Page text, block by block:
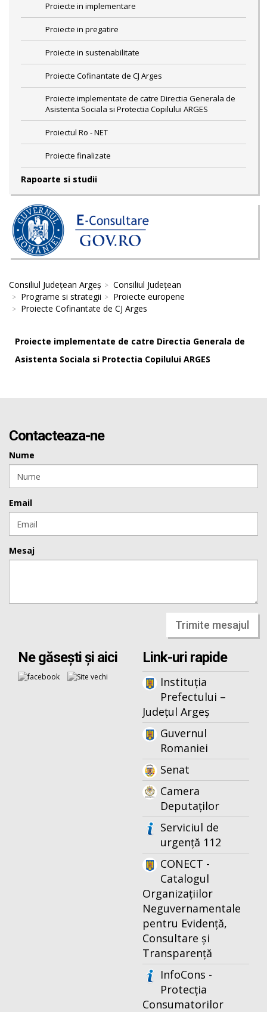
Proiecte in implementare
Proiecte in pregatire
Proiecte in sustenabilitate
Proiecte Cofinantate de CJ Arges
Proiecte implementate de catre Directia Generala de
Asistenta Sociala si Protectia Copilului ARGES
Proiectul Ro - NET
Proiecte finalizate
Rapoarte si studii
Consiliul Județean Argeș
Consiliul Județean
Programe si strategii
Proiecte europene
Proiecte Cofinantate de CJ Arges
Proiecte implementate de catre Directia Generala de
Asistenta Sociala si Protectia Copilului ARGES
Contacteaza-ne
Nume
Email
Mesaj
Trimite mesajul
Ne găsești și aici Link-uri rapide
Instituția
Prefectului –
Județul Argeș
Guvernul
Romaniei
Senat
Camera
Deputaților
Serviciul de
urgență 112
CONECT -
Catalogul
Organizațiilor
Neguvernamentale
pentru Evidență,
Consultare și
Transparență
InfoCons -
Protecția
Consumatorilor